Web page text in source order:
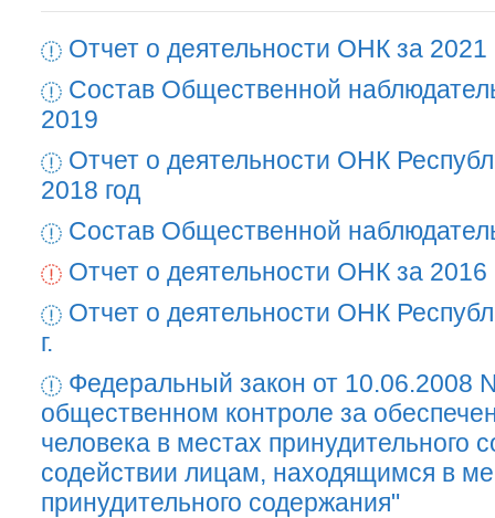
Отчет о деятельности ОНК за 2021
Состав Общественной
2019
Отчет о деятельности ОНК
2018 год
Состав Общественной
Отчет о деятельности ОНК за 2016
Отчет о деятельности ОНК
г.
Федеральный закон от 10.06.2008
общественном контроле за
человека в местах принудительного
содействии лицам, находящимся в
принудительного содержания"